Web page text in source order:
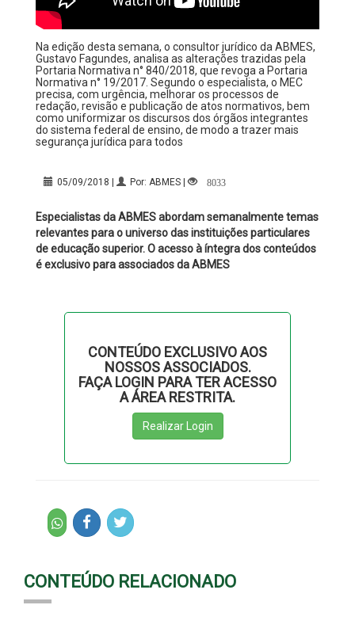
Na edição desta semana, o consultor jurídico da ABMES,
Gustavo Fagundes, analisa as alterações trazidas pela
Portaria Normativa n° 840/2018, que revoga a Portaria
Normativa n° 19/2017. Segundo o especialista, o MEC
precisa, com urgência, melhorar os processos de
redação, revisão e publicação de atos normativos, bem
como uniformizar os discursos dos órgãos integrantes
do sistema federal de ensino, de modo a trazer mais
segurança jurídica para todos
05/09/2018 | Por: ABMES | 8033
Especialistas da ABMES abordam semanalmente temas
relevantes para o universo das instituições particulares
de educação superior. O acesso à íntegra dos conteúdos
é exclusivo para associados da ABMES
CONTEÚDO EXCLUSIVO AOS
NOSSOS ASSOCIADOS.
FAÇA LOGIN PARA TER ACESSO
A ÁREA RESTRITA.
Realizar Login
CONTEÚDO RELACIONADO